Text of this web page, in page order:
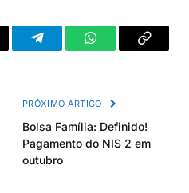
TelegramWhatsAppCopiar
PRÓXIMO ARTIGO
Bolsa Família: Definido!
Pagamento do NIS 2 em
outubro